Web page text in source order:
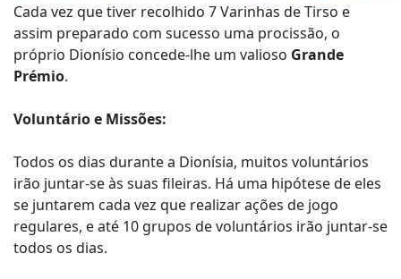
Cada vez que tiver recolhido 7 Varinhas de Tirso e
assim preparado com sucesso uma procissão, o
próprio Dionísio concede-lhe um valioso Grande
Prémio.
Voluntário e Missões:
Todos os dias durante a Dionísia, muitos voluntários
irão juntar-se às suas fileiras. Há uma hipótese de eles
se juntarem cada vez que realizar ações de jogo
regulares, e até 10 grupos de voluntários irão juntar-se
todos os dias.